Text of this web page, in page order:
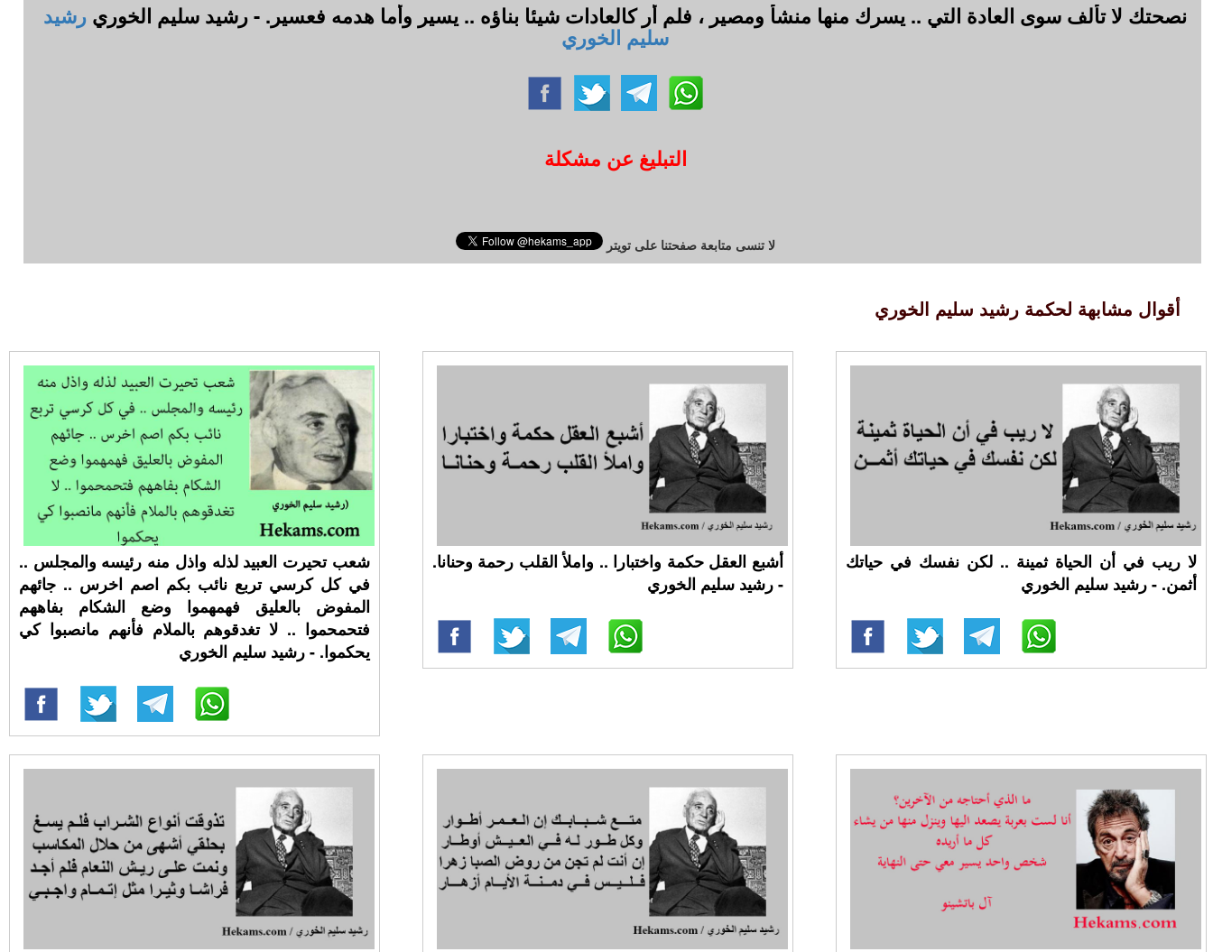
نصحتك لا تألف سوى العادة التي .. يسرك منها منشأ ومصير ، فلم أر كالعادات شيئا بناؤه .. يسير وأما هدمه فعسير. - رشيد سليم الخوري رشيد
سليم الخوري
التبليغ عن مشكلة
لا تنسى متابعة صفحتنا على تويتر
أقوال مشابهة لحكمة رشيد سليم الخوري
شعب تحيرت العبيد لذله واذل منه رئيسه والمجلس ..
في كل كرسي تربع نائب بكم اصم اخرس .. جائهم
المفوض بالعليق فهمهموا وضع الشكام بفاههم
فتحمحموا .. لا تغدقوهم بالملام فأنهم مانصبوا كي
يحكموا. - رشيد سليم الخوري
أشبع العقل حكمة واختبارا .. واملأ القلب رحمة وحنانا.
- رشيد سليم الخوري
لا ريب في أن الحياة ثمينة .. لكن نفسك في حياتك
أثمن. - رشيد سليم الخوري